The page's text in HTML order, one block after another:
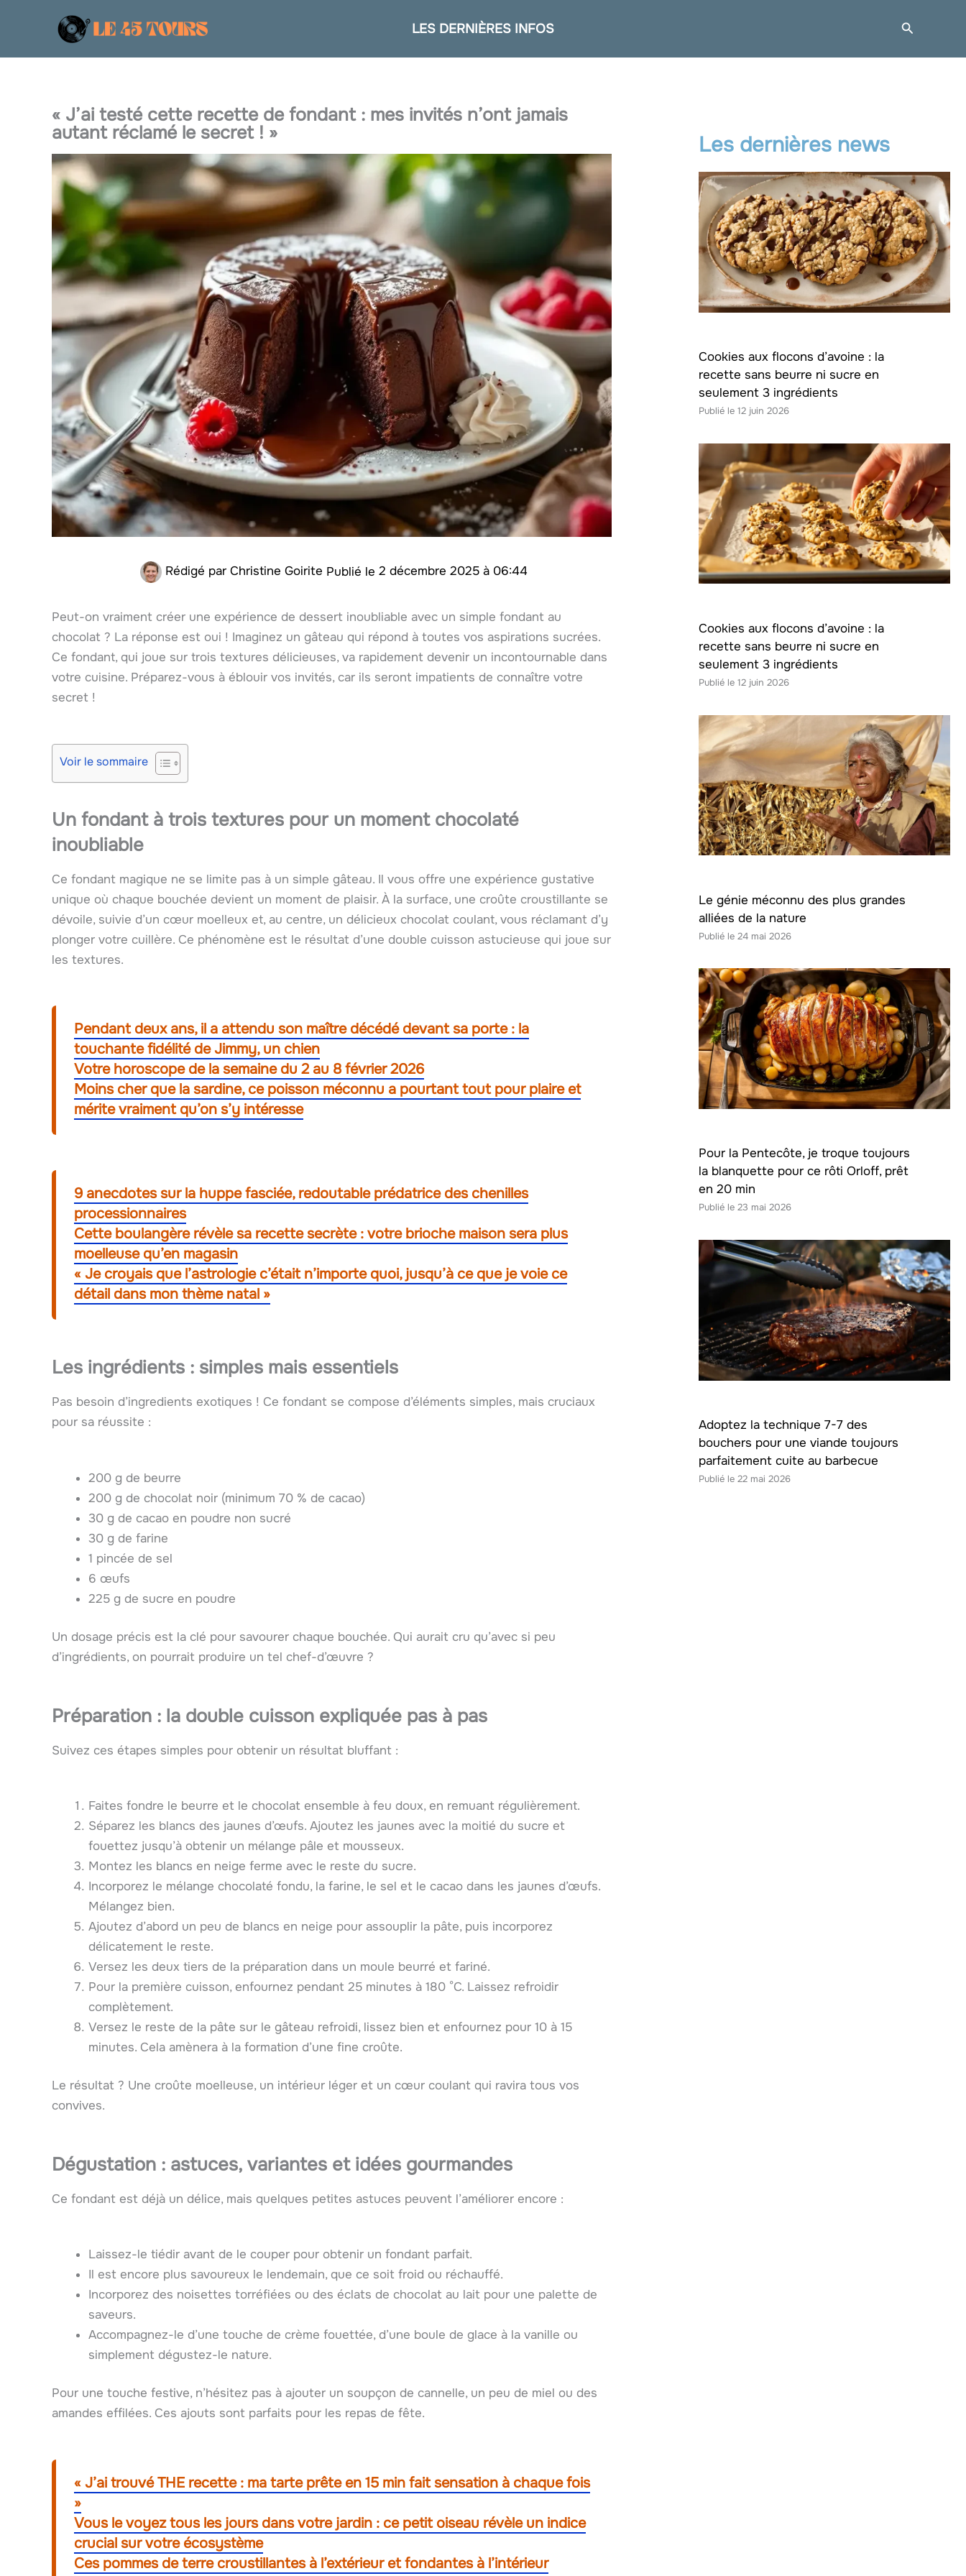
LES DERNIÈRES INFOS
« J’ai testé cette recette de fondant : mes invités n’ont jamais
autant réclamé le secret ! »
Rédigé par Christine Goirite 2 décembre 2025 à 06:44
Peut-on vraiment créer une expérience de dessert inoubliable avec un simple fondant au
chocolat ? La réponse est oui ! Imaginez un gâteau qui répond à toutes vos aspirations sucrées.
Ce fondant, qui joue sur trois textures délicieuses, va rapidement devenir un incontournable dans
votre cuisine. Préparez-vous à éblouir vos invités, car ils seront impatients de connaître votre
secret !
Voir le sommaire
Un fondant à trois textures pour un moment chocolaté
inoubliable
Ce fondant magique ne se limite pas à un simple gâteau. Il vous offre une expérience gustative
unique où chaque bouchée devient un moment de plaisir. À la surface, une croûte croustillante se
dévoile, suivie d’un cœur moelleux et, au centre, un délicieux chocolat coulant, vous réclamant d’y
plonger votre cuillère. Ce phénomène est le résultat d’une double cuisson astucieuse qui joue sur
les textures.
Pendant deux ans, il a attendu son maître décédé devant sa porte : la
touchante fidélité de Jimmy, un chien
Votre horoscope de la semaine du 2 au 8 février 2026
Moins cher que la sardine, ce poisson méconnu a pourtant tout pour plaire et
mérite vraiment qu’on s’y intéresse
9 anecdotes sur la huppe fasciée, redoutable prédatrice des chenilles
processionnaires
Cette boulangère révèle sa recette secrète : votre brioche maison sera plus
moelleuse qu’en magasin
« Je croyais que l’astrologie c’était n’importe quoi, jusqu’à ce que je voie ce
détail dans mon thème natal »
Les ingrédients : simples mais essentiels
Pas besoin d’ingredients exotiques ! Ce fondant se compose d’éléments simples, mais cruciaux
pour sa réussite :
200 g de beurre
200 g de chocolat noir (minimum 70 % de cacao)
30 g de cacao en poudre non sucré
30 g de farine
1 pincée de sel
6 œufs
225 g de sucre en poudre
Un dosage précis est la clé pour savourer chaque bouchée. Qui aurait cru qu’avec si peu
d’ingrédients, on pourrait produire un tel chef-d’œuvre ?
Préparation : la double cuisson expliquée pas à pas
Suivez ces étapes simples pour obtenir un résultat bluffant :
Faites fondre le beurre et le chocolat ensemble à feu doux, en remuant régulièrement.
Séparez les blancs des jaunes d’œufs. Ajoutez les jaunes avec la moitié du sucre et
fouettez jusqu’à obtenir un mélange pâle et mousseux.
Montez les blancs en neige ferme avec le reste du sucre.
Incorporez le mélange chocolaté fondu, la farine, le sel et le cacao dans les jaunes d’œufs.
Mélangez bien.
Ajoutez d’abord un peu de blancs en neige pour assouplir la pâte, puis incorporez
délicatement le reste.
Versez les deux tiers de la préparation dans un moule beurré et fariné.
Pour la première cuisson, enfournez pendant 25 minutes à 180 °C. Laissez refroidir
complètement.
Versez le reste de la pâte sur le gâteau refroidi, lissez bien et enfournez pour 10 à 15
minutes. Cela amènera à la formation d’une fine croûte.
Le résultat ? Une croûte moelleuse, un intérieur léger et un cœur coulant qui ravira tous vos
convives.
Dégustation : astuces, variantes et idées gourmandes
Ce fondant est déjà un délice, mais quelques petites astuces peuvent l’améliorer encore :
Laissez-le tiédir avant de le couper pour obtenir un fondant parfait.
Il est encore plus savoureux le lendemain, que ce soit froid ou réchauffé.
Incorporez des noisettes torréfiées ou des éclats de chocolat au lait pour une palette de
saveurs.
Accompagnez-le d’une touche de crème fouettée, d’une boule de glace à la vanille ou
simplement dégustez-le nature.
Pour une touche festive, n’hésitez pas à ajouter un soupçon de cannelle, un peu de miel ou des
amandes effilées. Ces ajouts sont parfaits pour les repas de fête.
« J’ai trouvé THE recette : ma tarte prête en 15 min fait sensation à chaque fois
»
Vous le voyez tous les jours dans votre jardin : ce petit oiseau révèle un indice
crucial sur votre écosystème
Ces pommes de terre croustillantes à l’extérieur et fondantes à l’intérieur
Les dernières news
Cookies aux flocons d’avoine : la
recette sans beurre ni sucre en
seulement 3 ingrédients
12 juin 2026
Cookies aux flocons d’avoine : la
recette sans beurre ni sucre en
seulement 3 ingrédients
12 juin 2026
Le génie méconnu des plus grandes
alliées de la nature
24 mai 2026
Pour la Pentecôte, je troque toujours
la blanquette pour ce rôti Orloff, prêt
en 20 min
23 mai 2026
Adoptez la technique 7-7 des
bouchers pour une viande toujours
parfaitement cuite au barbecue
22 mai 2026